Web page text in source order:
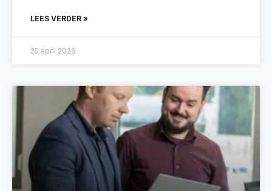
LEES VERDER »
25 april 2026